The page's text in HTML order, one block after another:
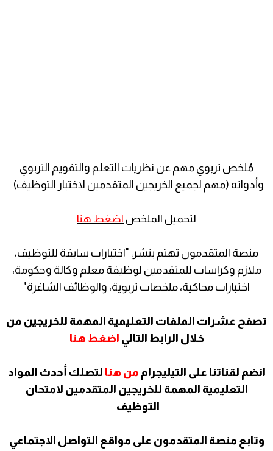
مُلخص تربوي مهم عن نظريات التعلم والتقويم التربوي
وأدواته (مهم لجميع الخريجين المتقدمين لاختبار التوظيف)
لتحميل الملخص اضغط هنا
منصة المتقدمون تهتم بنشر: "اختبارات سابقة للتوظيف،
ملازم وكراسات للمتقدمين لوظيفة معلم وكالة وحكومة،
اختبارات محاكية، ملخصات تربوية، والوظائف الشاغرة"
تصفح عشرات الملفات التعليمية المهمة للخريجين من
خلال الرابط التالي اضغط هنا
انضم لقناتنا على التيليجرام من هنا لتصلك أحدث المواد
التعليمية المهمة للخريجين المتقدمين لامتحان
التوظيف
وتابع منصة المتقدمون على مواقع التواصل الاجتماعي